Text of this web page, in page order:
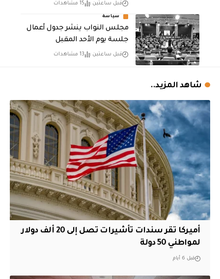
قبل ساعتين 15 مشاهدات
سياسة
مجلس النواب ينشر جدول أعمال
جلسة يوم الأحد المقبل
قبل ساعتين 13 مشاهدات
شاهد المزيد..
أميركا تقر سندات تأشيرات تصل إلى 20 ألف دولار
لمواطني 50 دولة
قبل 6 أيام